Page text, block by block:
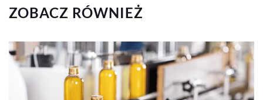
ZOBACZ RÓWNIEŻ